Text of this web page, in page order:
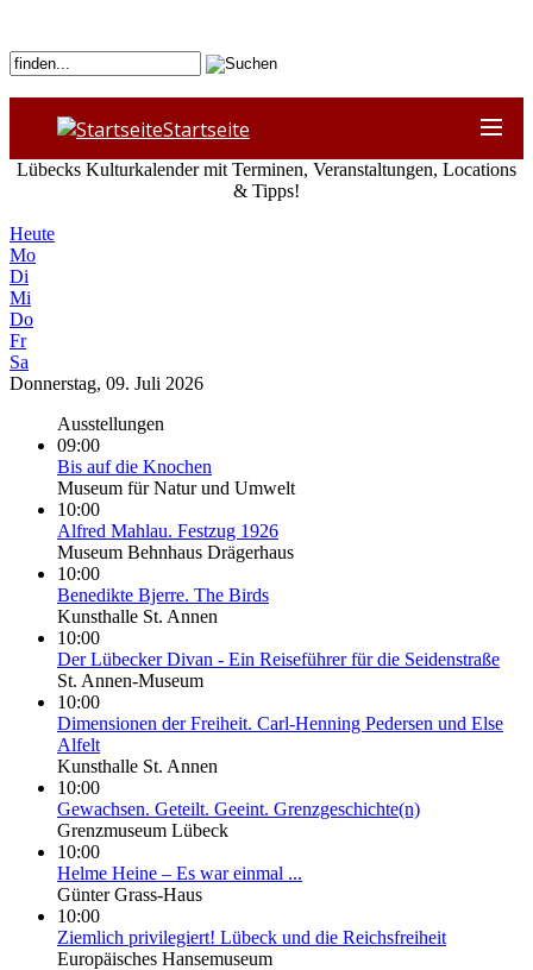
Startseite
Lübecks Kulturkalender mit Terminen, Veranstaltungen, Locations
& Tipps!
Heute
Mo
Di
Mi
Do
Fr
Sa
Donnerstag, 09. Juli 2026
Ausstellungen
09:00
Bis auf die Knochen
Museum für Natur und Umwelt
10:00
Alfred Mahlau. Festzug 1926
Museum Behnhaus Drägerhaus
10:00
Benedikte Bjerre. The Birds
Kunsthalle St. Annen
10:00
Der Lübecker Divan - Ein Reiseführer für die Seidenstraße
St. Annen-Museum
10:00
Dimensionen der Freiheit. Carl-Henning Pedersen und Else
Alfelt
Kunsthalle St. Annen
10:00
Gewachsen. Geteilt. Geeint. Grenzgeschichte(n)
Grenzmuseum Lübeck
10:00
Helme Heine – Es war einmal ...
Günter Grass-Haus
10:00
Ziemlich privilegiert! Lübeck und die Reichsfreiheit
Europäisches Hansemuseum